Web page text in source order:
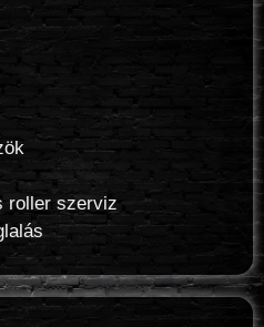
roller szerviz